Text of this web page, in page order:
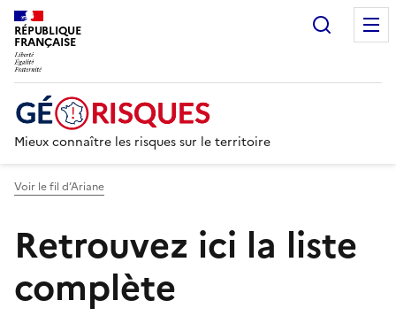
RÉPUBLIQUE
FRANÇAISE
Mieux connaître les risques sur le territoire
Voir le fil d’Ariane
Retrouvez ici la liste
complète